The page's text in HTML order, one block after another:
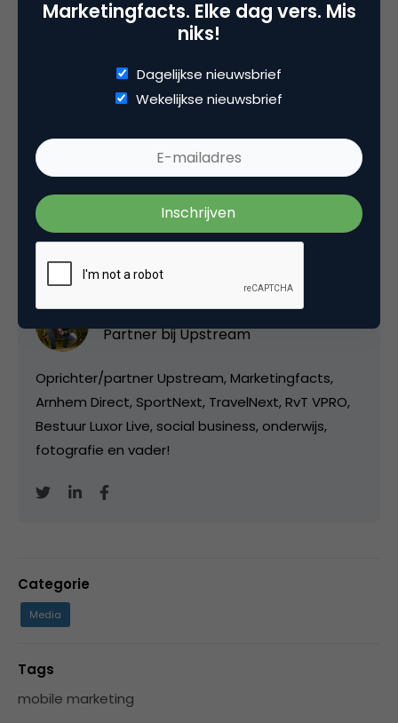
mms-berichten te sturen en te ontvangen.
http://www.webwereld.nl/
Kopieer link
Marco Derksen
Partner bijUpstream
Oprichter/partner Upstream, Marketingfacts,
Arnhem Direct, SportNext, TravelNext, RvT VPRO,
Bestuur Luxor Live, social business, onderwijs,
fotografie en vader!
Categorie
Media
Tags
mobile marketing
Marketingfacts. Elke dag vers. Mis
niks!
Dagelijkse nieuwsbrief
Wekelijkse nieuwsbrief